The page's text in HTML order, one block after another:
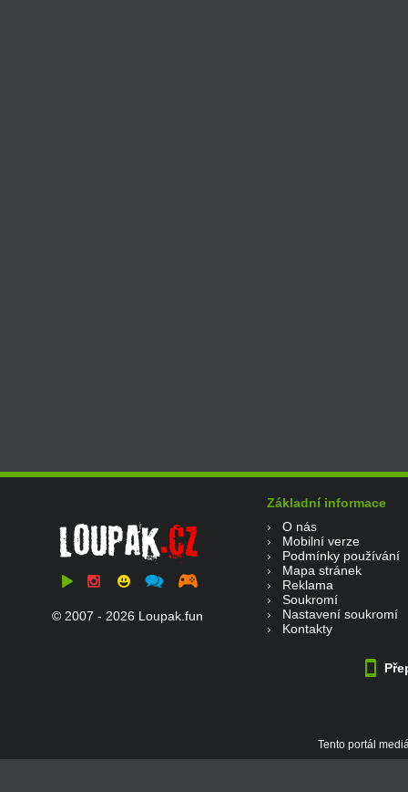
© 2007 - 2026 Loupak.fun
Základní informace
› O nás
› Mobilní verze
› Podmínky používání
› Mapa stránek
› Reklama
› Soukromí
› Nastavení soukromí
› Kontakty
Tento portál